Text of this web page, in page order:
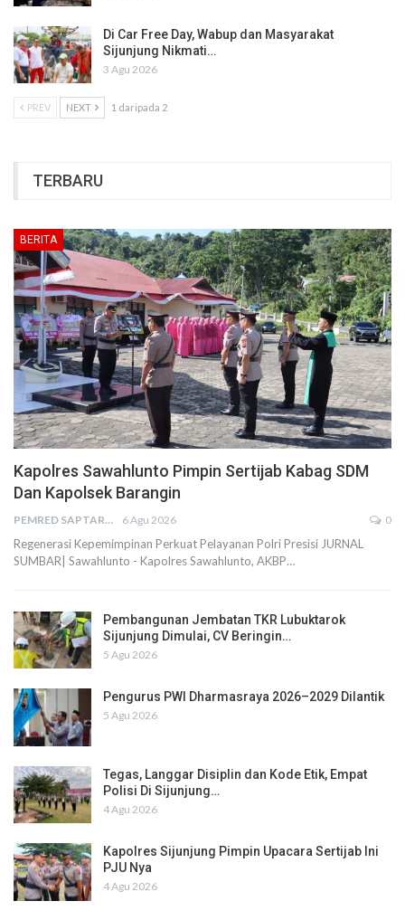
Di Car Free Day, Wabup dan Masyarakat
Sijunjung Nikmati…
3 Agu 2026
PREV NEXT 1 daripada 2
TERBARU
BERITA
Kapolres Sawahlunto Pimpin Sertijab Kabag SDM
Dan Kapolsek Barangin
PEMRED SAPTARIUS 6 Agu 2026 0
Regenerasi Kepemimpinan Perkuat Pelayanan Polri Presisi JURNAL
SUMBAR| Sawahlunto - Kapolres Sawahlunto, AKBP…
Pembangunan Jembatan TKR Lubuktarok
Sijunjung Dimulai, CV Beringin…
5 Agu 2026
Pengurus PWI Dharmasraya 2026–2029 Dilantik
5 Agu 2026
Tegas, Langgar Disiplin dan Kode Etik, Empat
Polisi Di Sijunjung…
4 Agu 2026
Kapolres Sijunjung Pimpin Upacara Sertijab Ini
PJU Nya
4 Agu 2026